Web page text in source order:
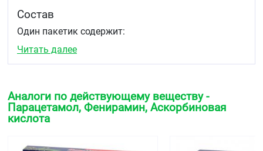
Состав
Один пакетик содержит:
Порошок для приготовления раствора для приема
внутрь со вкусом лимона:
Аскорбиновая кислота - 200,0 мг, Фенирамина
малеат - 25,0 мг.
Вспомогательные вещества
моногидрат - 50 мг, аспартам - 50 мг, повидон К25 -
Читать далее
Аналоги по действующему веществу -
Парацетамол, Фенирамин, Аскорбиновая
кислота